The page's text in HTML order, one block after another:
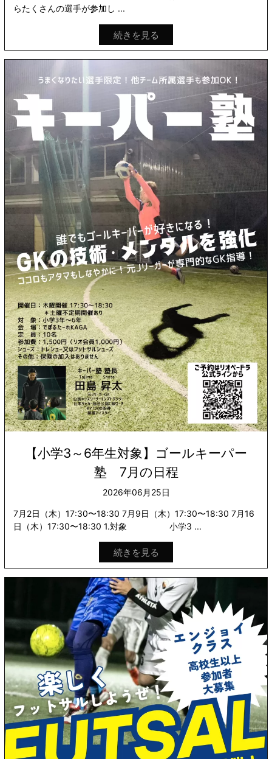
らたくさんの選手が参加し ...
続きを見る
【小学3～6年生対象】ゴールキーパー
塾 7月の日程
2026年06月25日
7月2日（木）17:30〜18:30 7月9日（木）17:30〜18:30 7月16
日（木）17:30〜18:30 1.対象 小学3 ...
続きを見る